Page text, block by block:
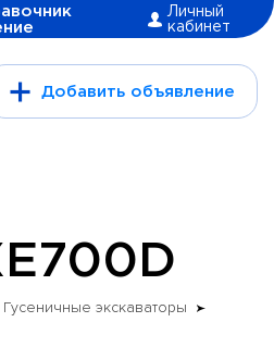
Личный
кабинет
Добавить объявление
Гусеничные экскаваторы